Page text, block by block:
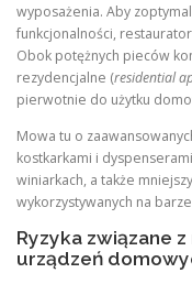
wyposażenia. Aby
funkcjonalności,
Obok potężnych pieców
rezydencjalne (residential
pierwotnie do użytku
Mowa tu o
kostkarkami i
winiarkach, a także
wykorzystywanych na
Ryzyka związane
urządzeń